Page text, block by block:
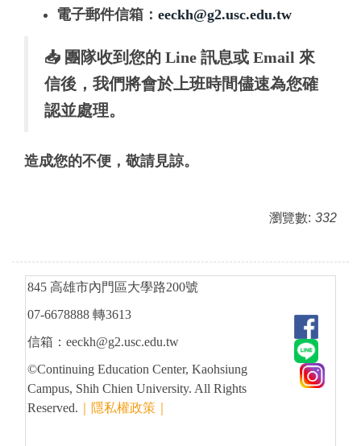
電子郵件信箱 ： eeckh@g2.usc.edu.tw
📥 團隊收到您的 Line 訊息或 Email 來
信後，我們將會於上班時間儘速為您確
認並處理。
造成您的不便，敬請見諒。
瀏覽數: 332
845 高雄市內門區大學路200號
07-6678888 轉3613
信箱：eeckh@g2.usc.edu.tw
©Continuing Education Center, Kaohsiung
Campus, Shih Chien University. All Rights
Reserved. ｜隱私權政策｜